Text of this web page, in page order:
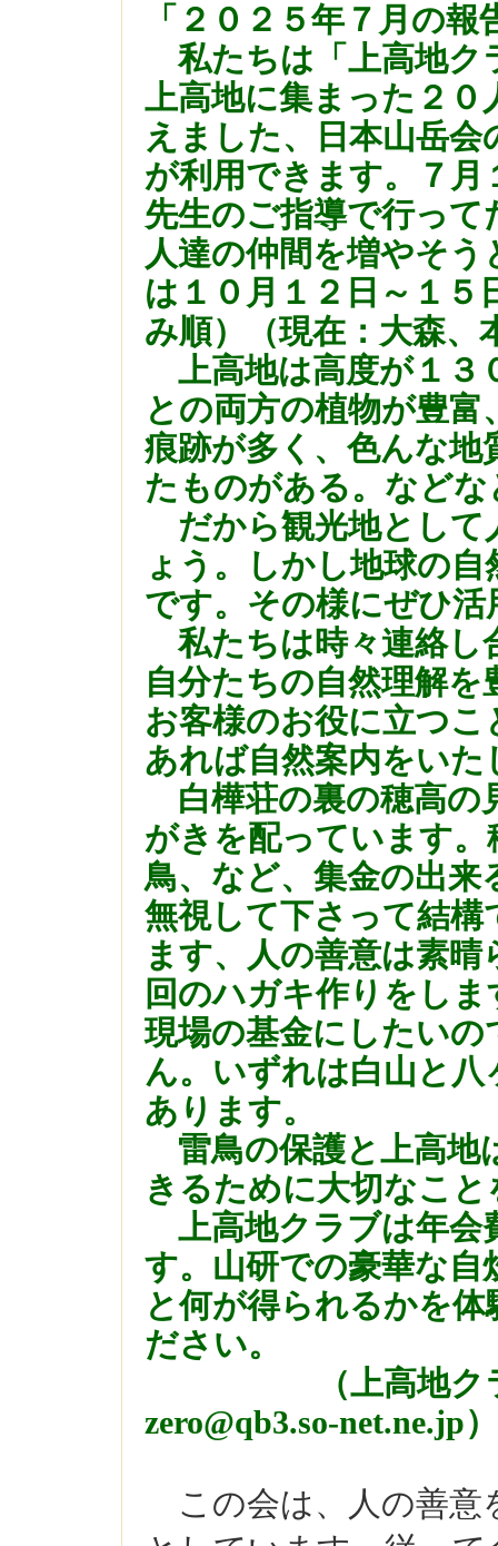
「２０２５年７月の報
私たちは「上高地ク
上高地に集まった２０
えました、日本山岳
が利用できます。７月
先生のご指導で行っ
人達の仲間を増やそ
は１０月１２ 日～１５
み順）（現在：大森、
上高地は高度が１３
との両方の植物が豊
痕跡が多く、色んな地
たものがある。などな
だから観光地として
ょう。しかし地球の自
です。その様にぜひ
私たちは時々連絡し
自分たちの自然理解
お客様のお役に立つ
あれば自然案内をいた
白樺荘の裏の穂高の
がきを配っています
鳥、など、集金の出
無視して下さって結
ます、人の善意は素
回のハガキ作りをし
現場の基金にしたい
ん。いずれは白山と
あります。
雷鳥の保護と上高地
きるために大切なこ
上高地クラブは年会
す。山研での豪華な自
と何が得られるかを
ださい。
（上高地
zero@qb3.so-net.ne.jp）
この会は、人の善意